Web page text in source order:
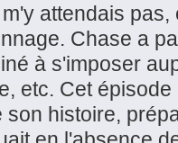
attendais
Chase a
à s'imposer
etc. Cet
histoire,